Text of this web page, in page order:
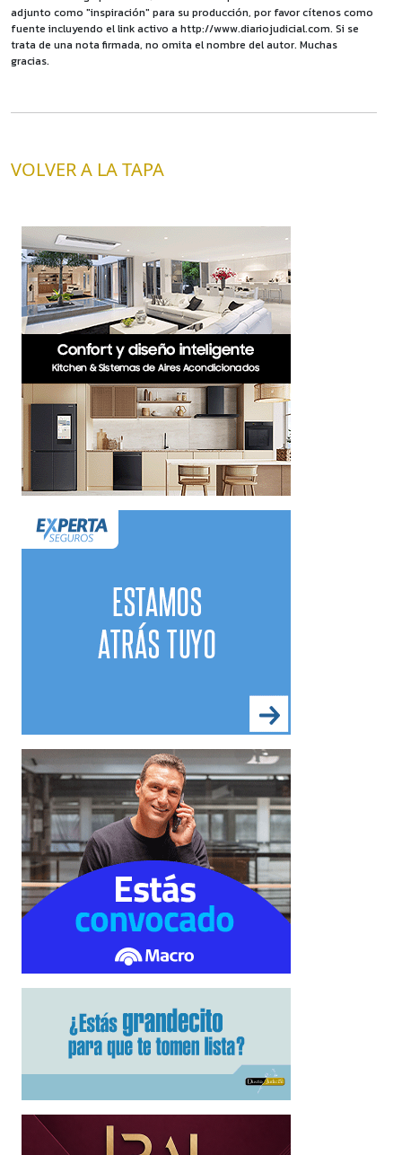
adjunto como "inspiración" para su producción, por favor cítenos como
fuente incluyendo el link activo a http://www.diariojudicial.com. Si se
trata de una nota firmada, no omita el nombre del autor. Muchas
gracias.
VOLVER A LA TAPA